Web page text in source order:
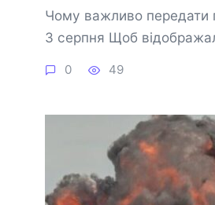
Чому важливо передати
3 серпня Щоб
0 49